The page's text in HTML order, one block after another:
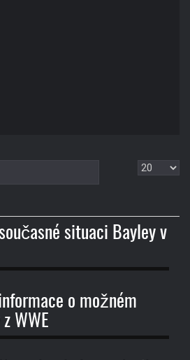
Zobrazit
situaci Bayley v
o možném
WWE